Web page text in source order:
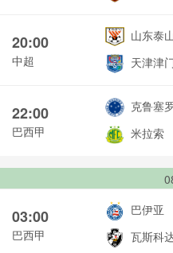
20:00
中超
山东泰
天津津
22:00
巴西甲
克鲁塞
米拉索
03:00
巴西甲
巴伊亚
瓦斯科